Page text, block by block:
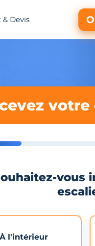
Devis
vous
À l'intérieur